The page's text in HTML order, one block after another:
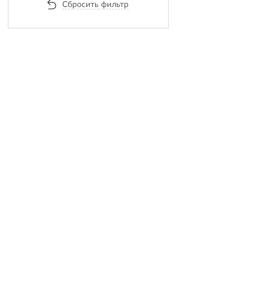
Сбросить фильтр